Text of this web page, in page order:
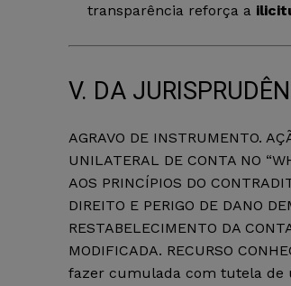
transparência reforça a
V. DA
AGRAVO DE INSTRUMENTO.
UNILATERAL DE CONTA NO
AOS PRINCÍPIOS DO
DIREITO E PERIGO DE DANO
RESTABELECIMENTO DA
MODIFICADA. RECURSO
fazer cumulada com tutela de